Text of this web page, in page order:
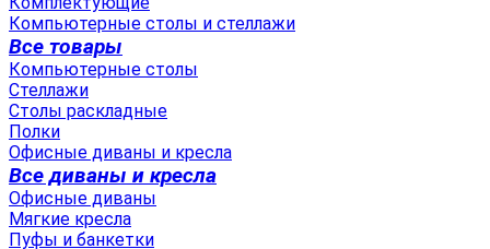
Компьютерные столы и стеллажи
Все товары
Компьютерные столы
Стеллажи
Столы раскладные
Полки
Офисные диваны и кресла
Все диваны и кресла
Офисные диваны
Мягкие кресла
Пуфы и банкетки